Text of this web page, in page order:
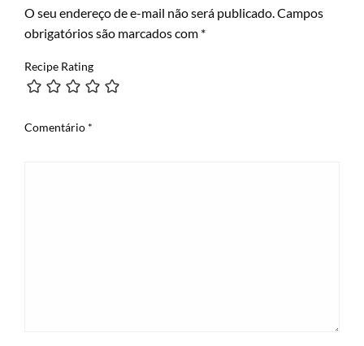
O seu endereço de e-mail não será publicado.Campos
obrigatórios são marcados com *
Recipe Rating
Comentário *